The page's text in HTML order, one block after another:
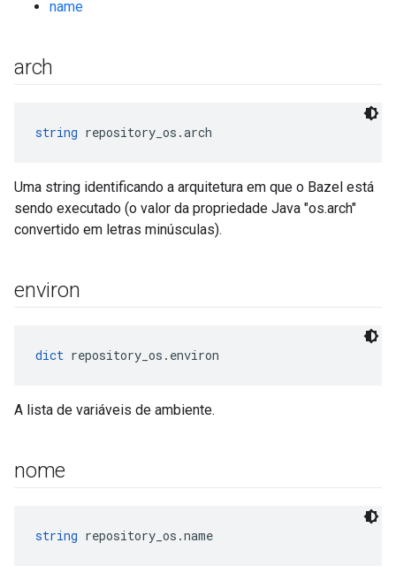
name
arch
string repository_os.arch
Uma string identificando a arquitetura em que o Bazel está
sendo executado (o valor da propriedade Java "os.arch"
convertido em letras minúsculas).
environ
dict repository_os.environ
A lista de variáveis de ambiente.
nome
string repository_os.name